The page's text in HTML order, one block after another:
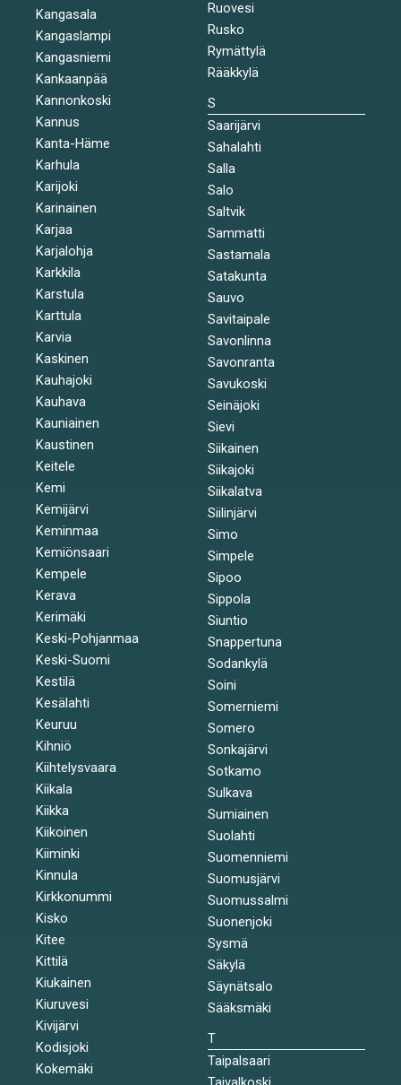
Kangasala
Kangaslampi
Kangasniemi
Kankaanpää
Kannonkoski
Kannus
Kanta-Häme
Karhula
Karijoki
Karinainen
Karjaa
Karjalohja
Karkkila
Karstula
Karttula
Karvia
Kaskinen
Kauhajoki
Kauhava
Kauniainen
Kaustinen
Keitele
Kemi
Kemijärvi
Keminmaa
Kemiönsaari
Kempele
Kerava
Kerimäki
Keski-Pohjanmaa
Keski-Suomi
Kestilä
Kesälahti
Keuruu
Kihniö
Kiihtelysvaara
Kiikala
Kiikka
Kiikoinen
Kiiminki
Kinnula
Kirkkonummi
Kisko
Kitee
Kittilä
Kiukainen
Kiuruvesi
Kivijärvi
Kodisjoki
Kokemäki
Ruovesi
Rusko
Rymättylä
Rääkkylä
S
Saarijärvi
Sahalahti
Salla
Salo
Saltvik
Sammatti
Sastamala
Satakunta
Sauvo
Savitaipale
Savonlinna
Savonranta
Savukoski
Seinäjoki
Sievi
Siikainen
Siikajoki
Siikalatva
Siilinjärvi
Simo
Simpele
Sipoo
Sippola
Siuntio
Snappertuna
Sodankylä
Soini
Somerniemi
Somero
Sonkajärvi
Sotkamo
Sulkava
Sumiainen
Suolahti
Suomenniemi
Suomusjärvi
Suomussalmi
Suonenjoki
Sysmä
Säkylä
Säynätsalo
Sääksmäki
T
Taipalsaari